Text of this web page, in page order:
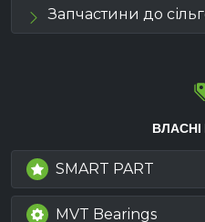
Запчастини до
SMART PART
MVT Bearings